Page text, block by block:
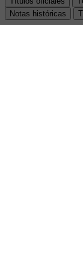
Notas históricas